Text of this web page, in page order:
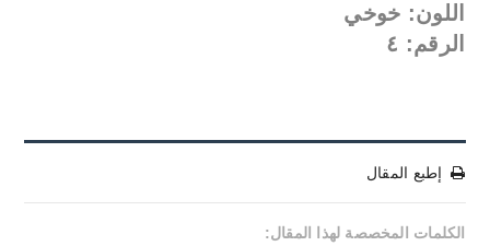
اللون: خوخي
الرقم: ٤
إطبع المقال
الكلمات المخصصة لهذا المقال: